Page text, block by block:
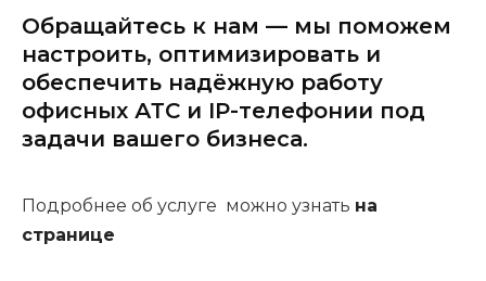
Обращайтесь к нам — мы поможем
настроить, оптимизировать и
обеспечить надёжную работу
офисных АТС и IP-телефонии под
задачи вашего бизнеса.
Подробнее об услуге можно узнать на
странице